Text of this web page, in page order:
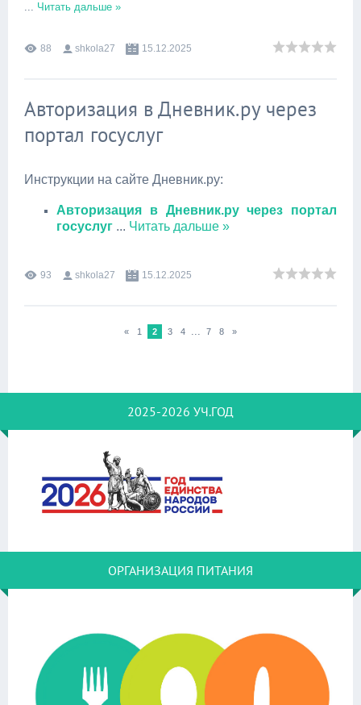
... Читать дальше »
88 shkola27 15.12.2025
Авторизация в Дневник.ру через
портал госуслуг
Инструкции на сайте Дневник.ру:
Авторизация в Дневник.ру через портал
госуслуг ... Читать дальше »
93 shkola27 15.12.2025
« 1 2 3 4 ... 7 8 »
2025-2026 УЧ.ГОД
ОРГАНИЗАЦИЯ ПИТАНИЯ